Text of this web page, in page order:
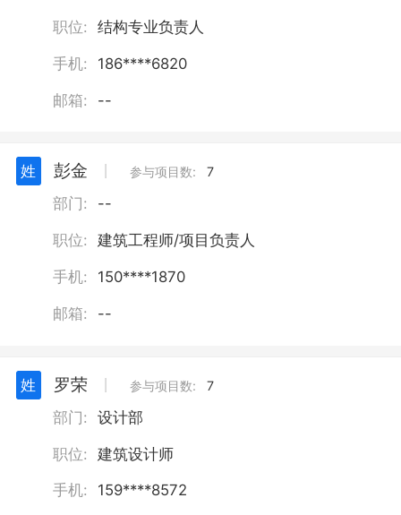
职位: 结构专业负责人
手机: 186****6820
邮箱: --
姓 彭金 参与项目数: 7
部门: --
职位: 建筑工程师/项目负责人
手机: 150****1870
邮箱: --
姓 罗荣 参与项目数: 7
部门: 设计部
职位: 建筑设计师
手机: 159****8572